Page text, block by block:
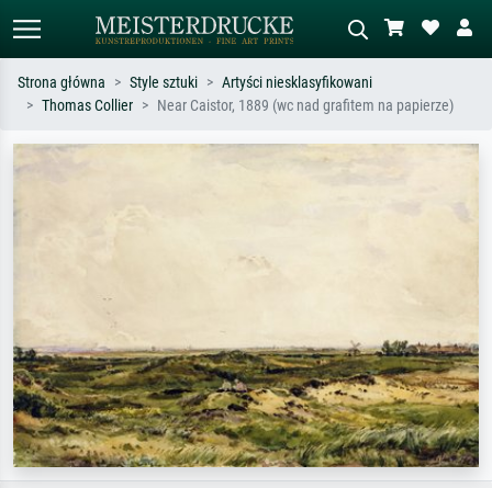
Opisz scenę – np. zielona łąka,
Strona główna Style sztuki
Artyści niesklasyfikowani
Thomas Collier
Near Caistor, 1889 (wc nad grafitem na papierze)